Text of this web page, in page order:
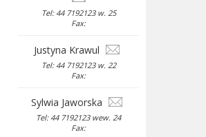
Tel: 44 7192123 w. 25
Fax:
Justyna Krawul
Tel: 44 7192123 w. 22
Fax:
Sylwia Jaworska
Tel: 44 7192123 wew. 24
Fax: